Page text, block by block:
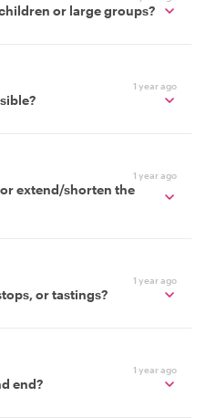
or large groups?
1 year ago
1 year ago
extend/shorten the
1 year ago
or tastings?
1 year ago
end?